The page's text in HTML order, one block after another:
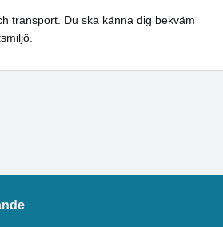
transport. Du ska känna dig bekväm